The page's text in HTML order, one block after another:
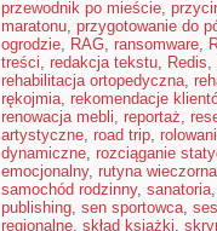
przewodnik po mieście,
maratonu, przygotowanie do
ogrodzie, RAG, ransomware,
treści, redakcja tekstu, Redis,
rehabilitacja ortopedyczna,
rękojmia, rekomendacje
renowacja mebli, reportaż,
artystyczne, road trip,
dynamiczne, rozciąganie
emocjonalny, rutyna wieczorna
samochód rodzinny, sanatoria,
publishing, sen sportowca,
regionalne, skład książki,